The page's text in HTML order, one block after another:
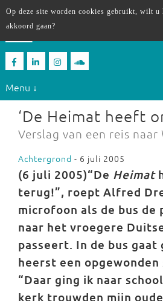
Menu ↓
‘De Heimat heeft
Verslag van een reis naar
Achtergrond - 6 juli 2005
(6 juli 2005)“De Heimat
terug!”, roept Alfred
microfoon als de bus de
naar het vroegere
passeert. In de bus gaat
heerst een opgewonden
“Daar ging ik naar
kerk trouwden mijn
Op deze site worden cookies gebruikt, wilt u
akkoord gaan?